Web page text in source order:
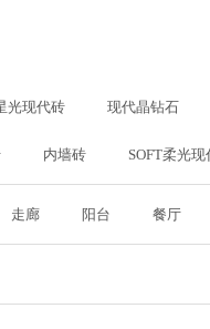
光现代砖 现代晶钻石
内墙砖 SOFT柔光现
走廊 阳台 餐厅